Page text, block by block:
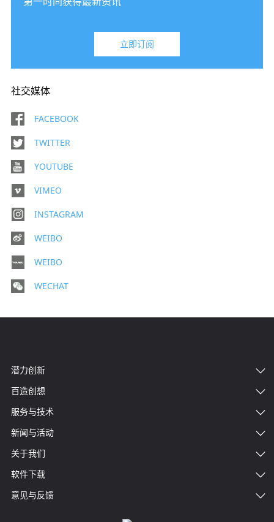
立即订阅
社交媒体
FACEBOOK
TWITTER
YOUTUBE
VIMEO
INSTAGRAM
WEIBO
WEIBO
WECHAT
潜力创新
百造创想
服务与技术
新闻与活动
关于我们
软件下载
意见与反馈